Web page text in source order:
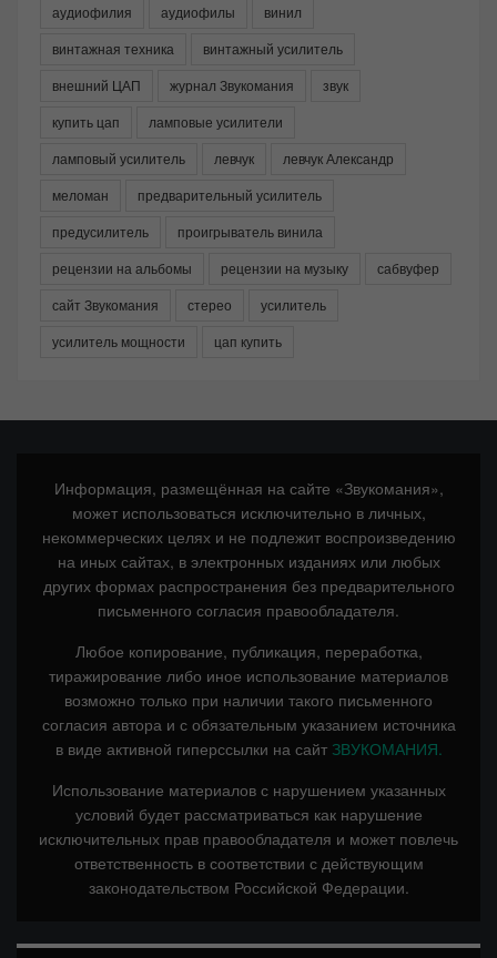
аудиофилия
аудиофилы
винил
винтажная техника
винтажный усилитель
внешний ЦАП
журнал Звукомания
звук
купить цап
ламповые усилители
ламповый усилитель
левчук
левчук Александр
меломан
предварительный усилитель
предусилитель
проигрыватель винила
рецензии на альбомы
рецензии на музыку
сабвуфер
сайт Звукомания
стерео
усилитель
усилитель мощности
цап купить
Информация, размещённая на сайте «Звукомания»,
может использоваться исключительно в личных,
некоммерческих целях и не подлежит воспроизведению
на иных сайтах, в электронных изданиях или любых
других формах распространения без предварительного
письменного согласия правообладателя.
Любое копирование, публикация, переработка,
тиражирование либо иное использование материалов
возможно только при наличии такого письменного
согласия автора и с обязательным указанием источника
в виде активной гиперссылки на сайт ЗВУКОМАНИЯ.
Использование материалов с нарушением указанных
условий будет рассматриваться как нарушение
исключительных прав правообладателя и может повлечь
ответственность в соответствии с действующим
законодательством Российской Федерации.